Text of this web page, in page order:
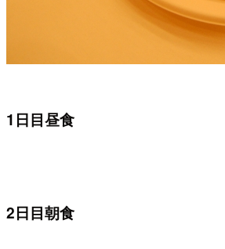
1日目昼食
2日目朝食